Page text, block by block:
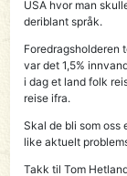
USA hvor man
deriblant språk.
Foredragsholderen
var det 1,5%
i dag et land folk
reise ifra.
Skal de bli som oss
like aktuelt
Takk til Tom